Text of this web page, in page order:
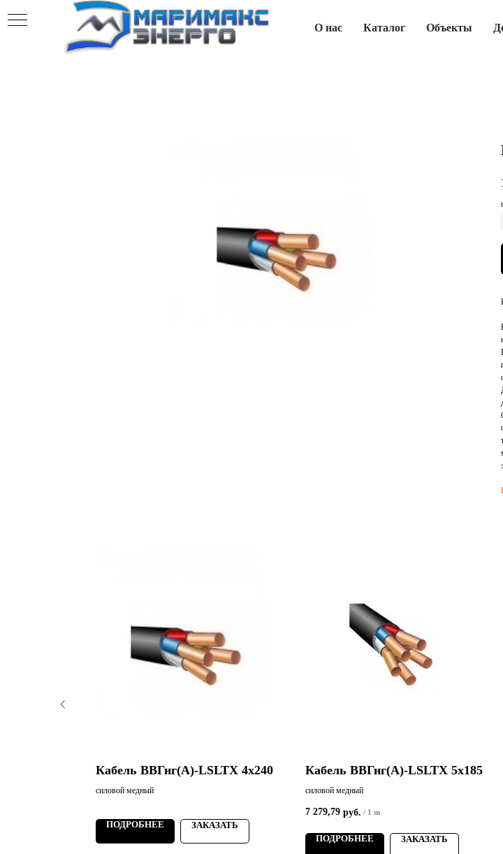
О нас Каталог Объекты
Кабель ВВГнг(А)-LSLTХ 4х240
силовой медный
ПОДРОБНЕЕ ЗАКАЗАТЬ
Кабель ВВГнг(А)-LSLTХ 5х185
силовой медный
7 279,79 руб. / 1 m
ПОДРОБНЕЕ ЗАКАЗАТЬ